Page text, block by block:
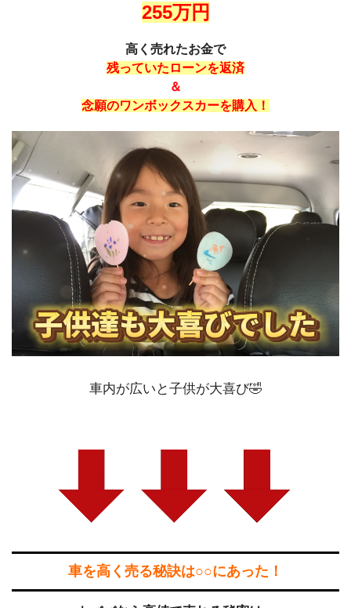
255万円
高く売れたお金で
残っていたローンを返済
＆
念願のワンボックスカーを購入！
車内が広いと子供が大喜び🤣
車を高く売る秘訣は○○にあった！